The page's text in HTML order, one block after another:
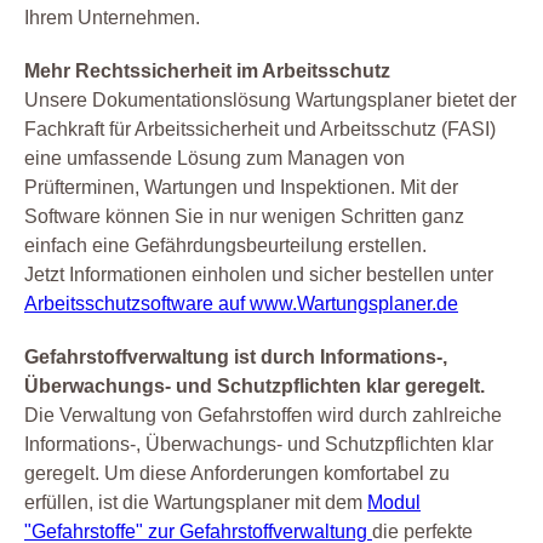
Ihrem Unternehmen.
Mehr Rechtssicherheit im Arbeitsschutz
Unsere Dokumentationslösung Wartungsplaner bietet der
Fachkraft für Arbeitssicherheit und Arbeitsschutz (FASI)
eine umfassende Lösung zum Managen von
Prüfterminen, Wartungen und Inspektionen. Mit der
Software können Sie in nur wenigen Schritten ganz
einfach eine Gefährdungsbeurteilung erstellen.
Jetzt Informationen einholen und sicher bestellen unter
Arbeitsschutzsoftware auf www.Wartungsplaner.de
Gefahrstoffverwaltung ist durch Informations-,
Überwachungs- und Schutzpflichten klar geregelt.
Die Verwaltung von Gefahrstoffen wird durch zahlreiche
Informations-, Überwachungs- und Schutzpflichten klar
geregelt. Um diese Anforderungen komfortabel zu
erfüllen, ist die Wartungsplaner mit dem Modul
"Gefahrstoffe" zur Gefahrstoffverwaltung die perfekte